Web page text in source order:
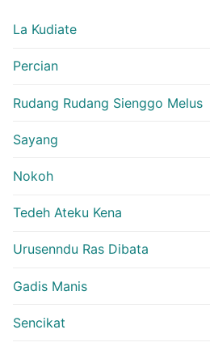
La Kudiate
Percian
Rudang Rudang Sienggo Melus
Sayang
Nokoh
Tedeh Ateku Kena
Urusenndu Ras Dibata
Gadis Manis
Sencikat